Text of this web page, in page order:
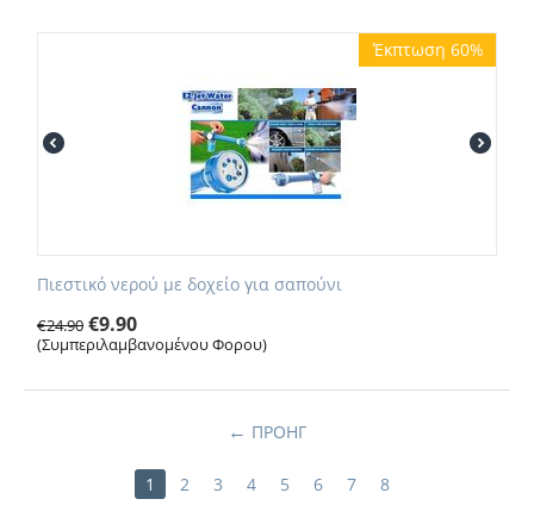
Έκπτωση 60%
Πιεστικό νερού με δοχείο για σαπούνι
€24.90 €9.90
(Συμπεριλαμβανομένου Φορου)
ΠΡΟΗΓ
1 2 3 4 5 6 7 8